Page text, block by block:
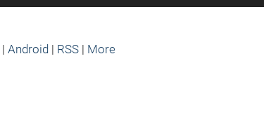
Hoch/
|Android | RSS | More